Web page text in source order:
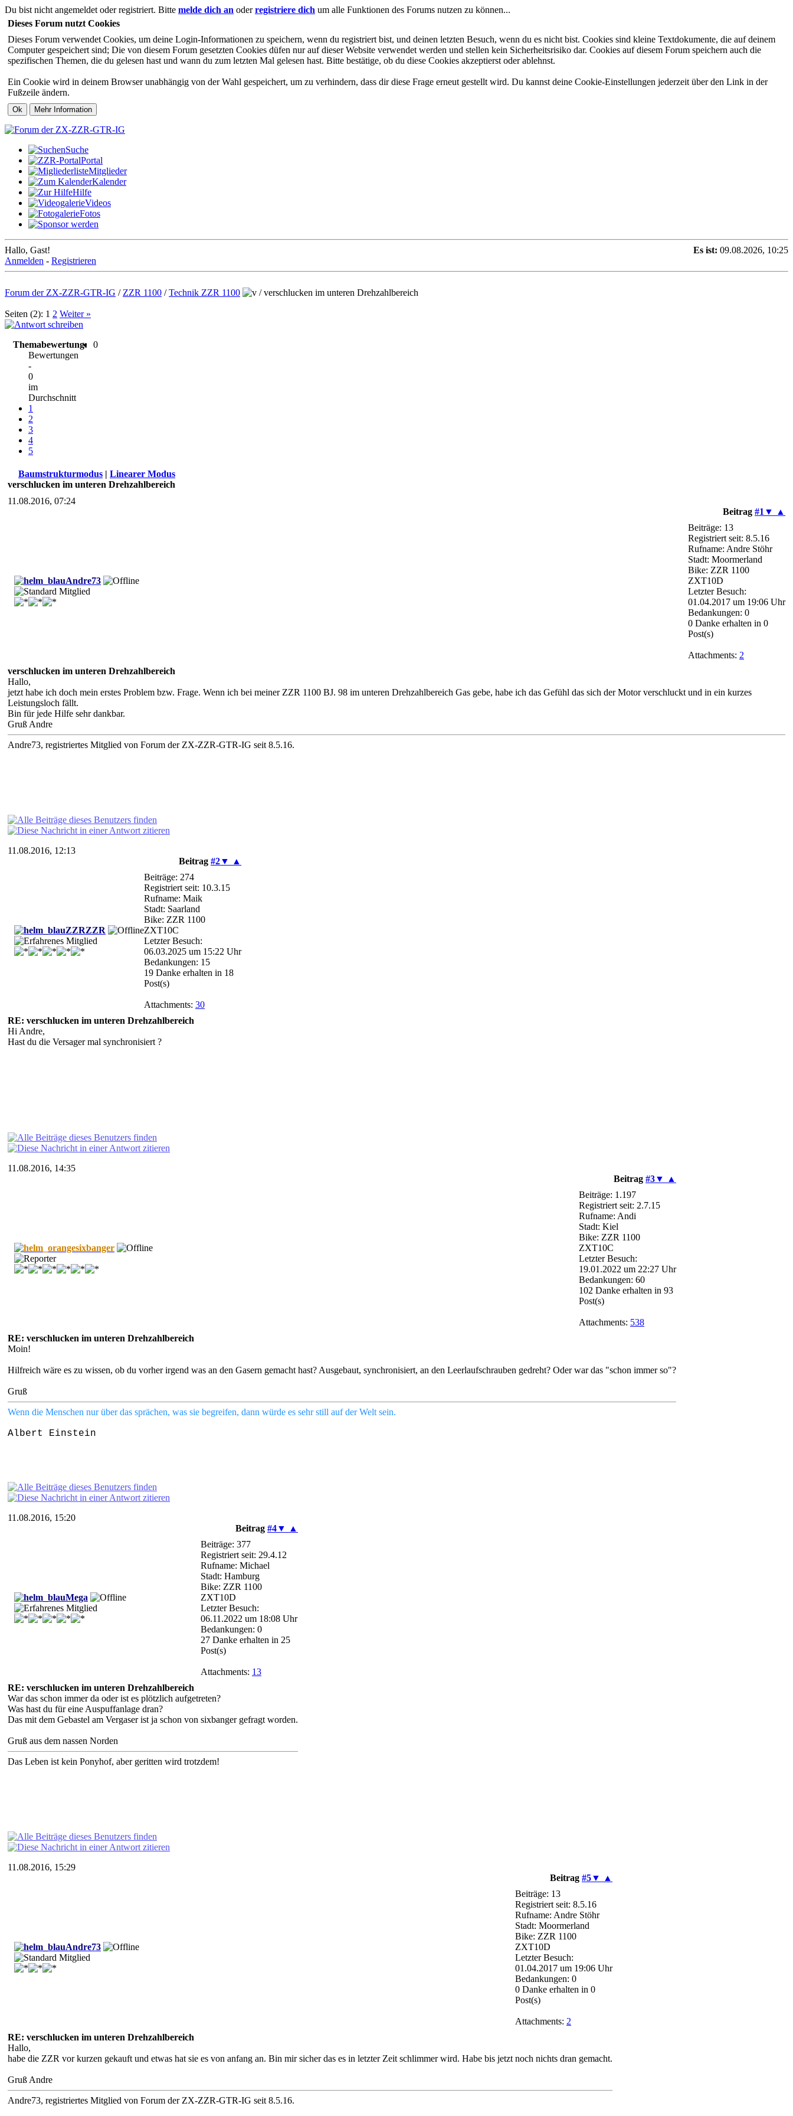
Du bist nicht angemeldet oder registriert. Bitte melde dich an oderregistriere dich um alle Funktionen des Forums nutzen zu können...
Dieses Forum nutzt Cookies
Dieses Forum verwendet Cookies, um deine Login-Informationen zu speichern, wenn du registriert bist, und deinen letzten Besuch, wenn du es nicht bist. Cookies sind kleine Textdokumente, die auf deinem
Computer gespeichert sind; Die von diesem Forum gesetzten Cookies düfen nur auf dieser Website verwendet werden und stellen kein Sicherheitsrisiko dar. Cookies auf diesem Forum speichern auch die
spezifischen Themen, die du gelesen hast und wann du zum letzten Mal gelesen hast. Bitte bestätige, ob du diese Cookies akzeptierst oder ablehnst.
Ein Cookie wird in deinem Browser unabhängig von der Wahl gespeichert, um zu verhindern, dass dir diese Frage erneut gestellt wird. Du kannst deine Cookie-Einstellungen jederzeit über den Link in der
Fußzeile ändern.
Suche
Portal
Mitglieder
Kalender
Hilfe
Videos
Fotos
Es ist: 09.08.2026, 10:25
Hallo, Gast!
Anmelden - Registrieren
Forum der ZX-ZZR-GTR-IG / ZZR 1100 /Technik ZZR 1100 /verschlucken im unteren Drehzahlbereich
Seiten (2): 1 2 Weiter »
Themabewertung:
0
Bewertungen
-
0
im
Durchschnitt
1
2
3
4
5
Baumstrukturmodus | Linearer Modus
verschlucken im unteren Drehzahlbereich
11.08.2016, 07:24
Beitrag #1 ▼ ▲
Andre73
Beiträge: 13
Registriert seit: 8.5.16
Rufname: Andre Stöhr
Stadt: Moormerland
Bike: ZZR 1100
ZXT10D
Letzter Besuch:
01.04.2017 um 19:06 Uhr
Bedankungen: 0
0 Danke erhalten in 0
Post(s)
Attachments: 2
verschlucken im unteren Drehzahlbereich
Hallo,
jetzt habe ich doch mein erstes Problem bzw. Frage. Wenn ich bei meiner ZZR 1100 BJ. 98 im unteren Drehzahlbereich Gas gebe, habe ich das Gefühl das sich der Motor verschluckt und in ein kurzes
Leistungsloch fällt.
Bin für jede Hilfe sehr dankbar.
Gruß Andre
Andre73, registriertes Mitglied von Forum der ZX-ZZR-GTR-IG seit 8.5.16.
11.08.2016, 12:13
Beitrag #2▼ ▲
ZZRZZR
Beiträge: 274
Registriert seit: 10.3.15
Rufname: Maik
Stadt: Saarland
Bike: ZZR 1100
ZXT10C
Letzter Besuch:
06.03.2025 um 15:22 Uhr
Bedankungen: 15
19 Danke erhalten in 18
Post(s)
Attachments: 30
RE: verschlucken im unteren Drehzahlbereich
Hi Andre,
Hast du die Versager mal synchronisiert ?
11.08.2016, 14:35
Beitrag #3▼ ▲
sixbanger
Beiträge: 1.197
Registriert seit: 2.7.15
Rufname: Andi
Stadt: Kiel
Bike: ZZR 1100
ZXT10C
Letzter Besuch:
19.01.2022 um 22:27 Uhr
Bedankungen: 60
102 Danke erhalten in 93
Post(s)
Attachments: 538
RE: verschlucken im unteren Drehzahlbereich
Moin!
Hilfreich wäre es zu wissen, ob du vorher irgend was an den Gasern gemacht hast? Ausgebaut, synchronisiert, an den Leerlaufschrauben gedreht? Oder war das "schon immer so"?
Gruß
Wenn die Menschen nur über das sprächen, was sie begreifen, dann würde es sehr still auf der Welt sein.
Albert Einstein
11.08.2016, 15:20
Beitrag #4▼ ▲
Mega
Beiträge: 377
Registriert seit: 29.4.12
Rufname: Michael
Stadt: Hamburg
Bike: ZZR 1100
ZXT10D
Letzter Besuch:
06.11.2022 um 18:08 Uhr
Bedankungen: 0
27 Danke erhalten in 25
Post(s)
Attachments: 13
RE: verschlucken im unteren Drehzahlbereich
War das schon immer da oder ist es plötzlich aufgetreten?
Was hast du für eine Auspuffanlage dran?
Das mit dem Gebastel am Vergaser ist ja schon von sixbanger gefragt worden.
Gruß aus dem nassen Norden
Das Leben ist kein Ponyhof, aber geritten wird trotzdem!
11.08.2016, 15:29
Beitrag #5▼ ▲
Andre73
Beiträge: 13
Registriert seit: 8.5.16
Rufname: Andre Stöhr
Stadt: Moormerland
Bike: ZZR 1100
ZXT10D
Letzter Besuch:
01.04.2017 um 19:06 Uhr
Bedankungen: 0
0 Danke erhalten in 0
Post(s)
Attachments: 2
RE: verschlucken im unteren Drehzahlbereich
Hallo,
habe die ZZR vor kurzen gekauft und etwas hat sie es von anfang an. Bin mir sicher das es in letzter Zeit schlimmer wird. Habe bis jetzt noch nichts dran gemacht.
Gruß Andre
Andre73, registriertes Mitglied von Forum der ZX-ZZR-GTR-IG seit 8.5.16.